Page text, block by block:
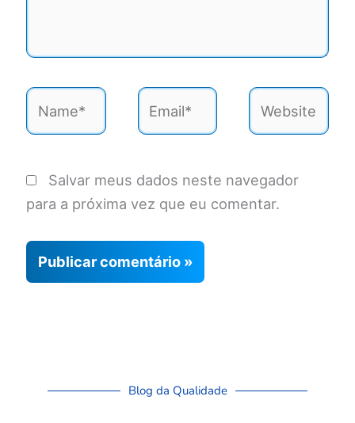
Name* Email* Website
Salvar meus dados neste navegador
para a próxima vez que eu comentar.
Blog da Qualidade